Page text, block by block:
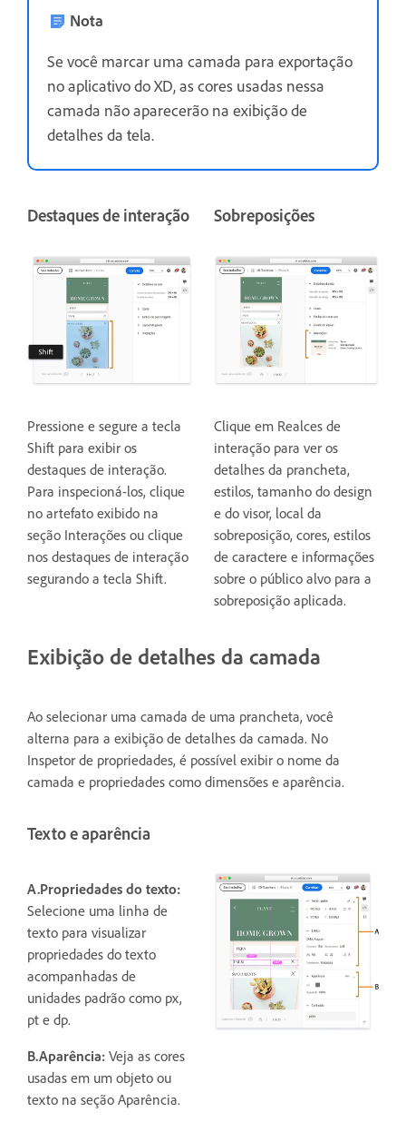
Nota
Se você marcar uma camada para exportação
no aplicativo do XD, as cores usadas nessa
camada não aparecerão na exibição de
detalhes da tela.
Sobreposições
Clique em Realces de
interação para ver os
detalhes da prancheta,
estilos, tamanho do design
e do visor, local da
sobreposição, cores, estilos
de caractere e informações
sobre o público alvo para a
sobreposição aplicada.
Destaques de interação
Pressione e segure a tecla
Shift para exibir os
destaques de interação.
Para inspecioná-los, clique
no artefato exibido na
seção Interações ou clique
nos destaques de interação
segurando a tecla Shift.
Exibição de detalhes da camada
Ao selecionar uma camada de uma prancheta, você
alterna para a exibição de detalhes da camada. No
Inspetor de propriedades, é possível exibir o nome da
camada e propriedades como dimensões e aparência.
Texto e aparência
A.Propriedades do texto:
Selecione uma linha de
texto para visualizar
propriedades do texto
acompanhadas de
unidades padrão como px,
pt e dp.
B.Aparência: Veja as cores
usadas em um objeto ou
texto na seção Aparência.